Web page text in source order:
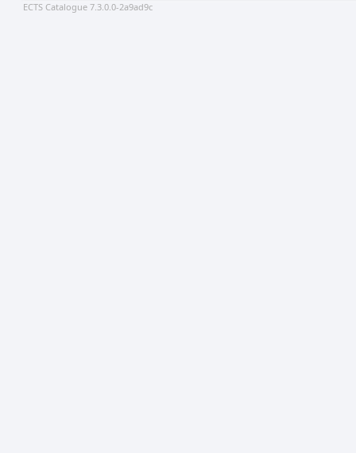
ECTS Catalogue 7.3.0.0-2a9ad9c